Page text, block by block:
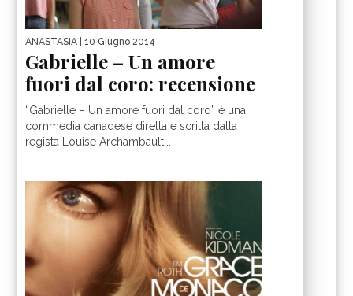
ANASTASIA | 10 Giugno 2014
Gabrielle – Un amore
fuori dal coro: recensione
“Gabrielle – Un amore fuori dal coro” è una
commedia canadese diretta e scritta dalla
regista Louise Archambault...